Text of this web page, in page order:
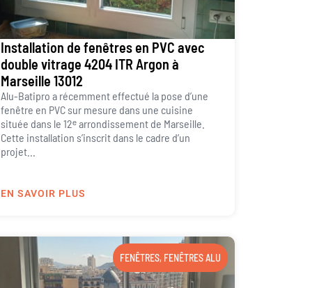
Installation de fenêtres en PVC avec
double vitrage 4204 ITR Argon à
Marseille 13012
Alu-Batipro a récemment effectué la pose d’une
fenêtre en PVC sur mesure dans une cuisine
située dans le 12ᵉ arrondissement de Marseille.
Cette installation s’inscrit dans le cadre d’un
projet...
EN SAVOIR PLUS
FENÊTRES, FENÊTRES ALU